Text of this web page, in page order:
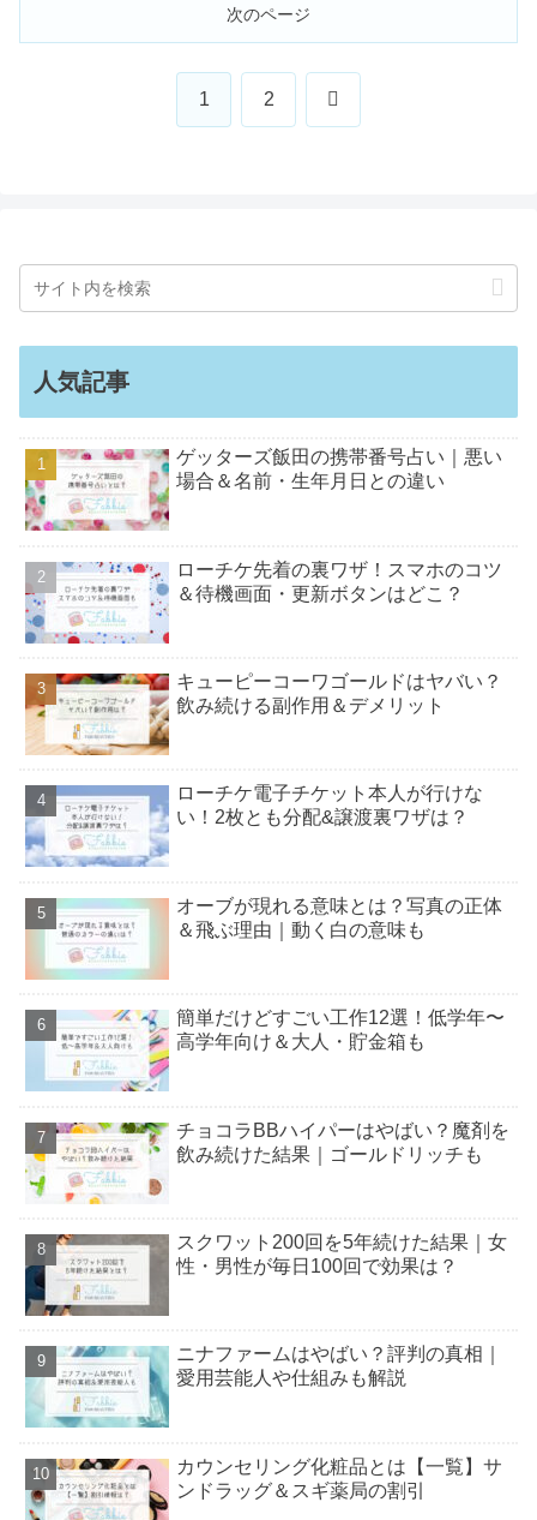
次のページ
1 2 次
人気記事
ゲッターズ飯田の携帯番号占い｜悪い
場合＆名前・生年月日との違い
ローチケ先着の裏ワザ！スマホのコツ
＆待機画面・更新ボタンはどこ？
キューピーコーワゴールドはヤバい？
飲み続ける副作用＆デメリット
ローチケ電子チケット本人が行けな
い！2枚とも分配&譲渡裏ワザは？
オーブが現れる意味とは？写真の正体
＆飛ぶ理由｜動く白の意味も
簡単だけどすごい工作12選！低学年〜
高学年向け＆大人・貯金箱も
チョコラBBハイパーはやばい？魔剤を
飲み続けた結果｜ゴールドリッチも
スクワット200回を5年続けた結果｜女
性・男性が毎日100回で効果は？
ニナファームはやばい？評判の真相｜
愛用芸能人や仕組みも解説
カウンセリング化粧品とは【一覧】サ
ンドラッグ＆スギ薬局の割引